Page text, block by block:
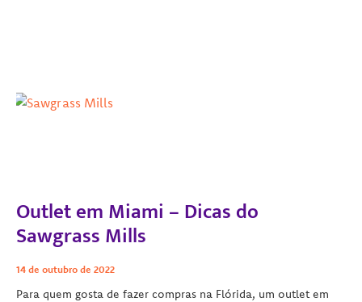
Outlet em Miami – Dicas do
Sawgrass Mills
14 de outubro de 2022
Para quem gosta de fazer compras na Flórida, um outlet em